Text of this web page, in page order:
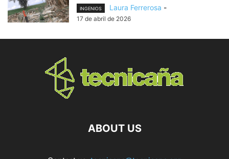
INGENIOS Laura Ferrerosa -
17 de abril de 2026
ABOUT US